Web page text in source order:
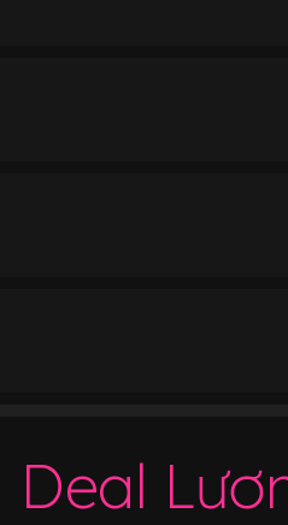
Deal